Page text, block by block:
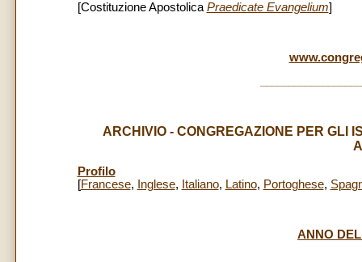
[Costituzione ApostolicaPraedicate Evangelium]
ARCHIVIO - CONGREGAZIONE PER GLI
Profilo
[Francese, Inglese, Italiano, Latino, Portoghese,
ANNO